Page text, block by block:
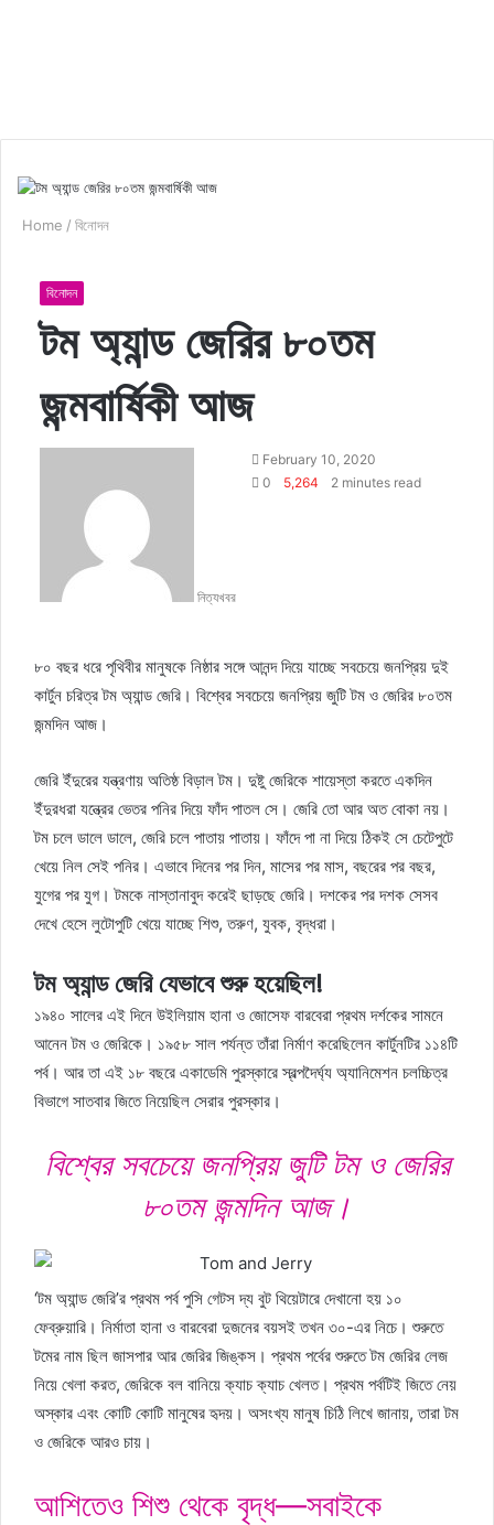
Home / বিনোদন
বিনোদন
টম অ্যান্ড জেরির ৮০তম
জন্মবার্ষিকী আজ
নিত্যখবর
w
i
i
l
February 10, 2020
0
5,264 2 minutes read
৮০ বছর ধরে পৃথিবীর মানুষকে নিষ্ঠার সঙ্গে আনন্দ দিয়ে যাচ্ছে সবচেয়ে জনপ্রিয় দুই
কার্টুন চরিত্র টম অ্যান্ড জেরি। বিশ্বের সবচেয়ে জনপ্রিয় জুটি টম ও জেরির ৮০তম
জন্মদিন আজ।
জেরি ইঁদুরের যন্ত্রণায় অতিষ্ঠ বিড়াল টম। দুষ্টু জেরিকে শায়েস্তা করতে একদিন
ইঁদুরধরা যন্ত্রের ভেতর পনির দিয়ে ফাঁদ পাতল সে। জেরি তো আর অত বোকা নয়।
টম চলে ডালে ডালে, জেরি চলে পাতায় পাতায়। ফাঁদে পা না দিয়ে ঠিকই সে চেটেপুটে
খেয়ে নিল সেই পনির। এভাবে দিনের পর দিন, মাসের পর মাস, বছরের পর বছর,
যুগের পর যুগ। টমকে নাস্তানাবুদ করেই ছাড়ছে জেরি। দশকের পর দশক সেসব
দেখে হেসে লুটোপুটি খেয়ে যাচ্ছে শিশু, তরুণ, যুবক, বৃদ্ধরা।
টম অ্যান্ড জেরি যেভাবে শুরু হয়েছিল!
১৯৪০ সালের এই দিনে উইলিয়াম হানা ও জোসেফ বারবেরা প্রথম দর্শকের সামনে
আনেন টম ও জেরিকে। ১৯৫৮ সাল পর্যন্ত তাঁরা নির্মাণ করেছিলেন কার্টুনটির ১১৪টি
পর্ব। আর তা এই ১৮ বছরে একাডেমি পুরস্কারে স্বল্পদৈর্ঘ্য অ্যানিমেশন চলচ্চিত্র
বিভাগে সাতবার জিতে নিয়েছিল সেরার পুরস্কার।
বিশ্বের সবচেয়ে জনপ্রিয় জুটি টম ও জেরির
৮০তম জন্মদিন আজ।
‘টম অ্যান্ড জেরি’র প্রথম পর্ব পুসি গেটস দ্য বুট থিয়েটারে দেখানো হয় ১০
ফেব্রুয়ারি। নির্মাতা হানা ও বারবেরা দুজনের বয়সই তখন ৩০-এর নিচে। শুরুতে
টমের নাম ছিল জাসপার আর জেরির জিঙ্কস। প্রথম পর্বের শুরুতে টম জেরির লেজ
নিয়ে খেলা করত, জেরিকে বল বানিয়ে ক্যাচ ক্যাচ খেলত। প্রথম পর্বটিই জিতে নেয়
অস্কার এবং কোটি কোটি মানুষের হৃদয়। অসংখ্য মানুষ চিঠি লিখে জানায়, তারা টম
ও জেরিকে আরও চায়।
আশিতেও শিশু থেকে বৃদ্ধ—সবাইকে